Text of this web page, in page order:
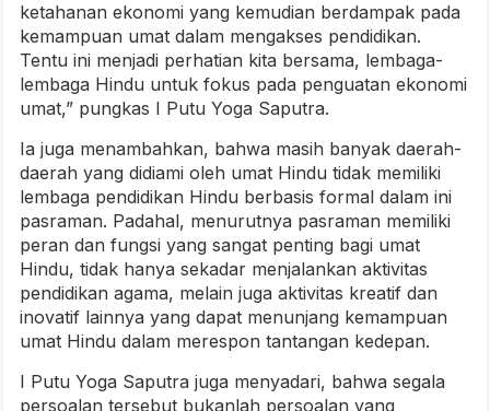
ketahanan ekonomi yang kemudian berdampak pada
kemampuan umat dalam mengakses pendidikan.
Tentu ini menjadi perhatian kita bersama, lembaga-
lembaga Hindu untuk fokus pada penguatan ekonomi
umat,” pungkas I Putu Yoga Saputra.
Ia juga menambahkan, bahwa masih banyak daerah-
daerah yang didiami oleh umat Hindu tidak memiliki
lembaga pendidikan Hindu berbasis formal dalam ini
pasraman. Padahal, menurutnya pasraman memiliki
peran dan fungsi yang sangat penting bagi umat
Hindu, tidak hanya sekadar menjalankan aktivitas
pendidikan agama, melain juga aktivitas kreatif dan
inovatif lainnya yang dapat menunjang kemampuan
umat Hindu dalam merespon tantangan kedepan.
I Putu Yoga Saputra juga menyadari, bahwa segala
persoalan tersebut bukanlah persoalan yang